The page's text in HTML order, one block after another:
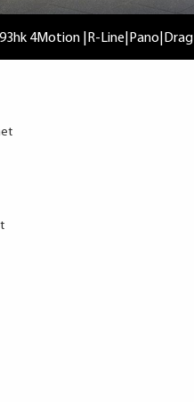
4Motion |R-Line|Pano|Drag